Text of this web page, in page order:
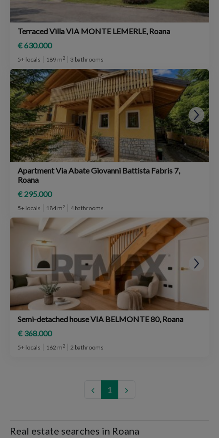
Terraced Villa VIA MONTE LEMERLE, Roana
€ 630.000
5+ locals 189 m2 3 bathrooms
Apartment Via Abate Giovanni Battista Fabris 7,
Roana
€ 295.000
5+ locals 184 m2 4 bathrooms
Semi-detached house VIA BELMONTE 80, Roana
€ 368.000
5+ locals 162 m2 2 bathrooms
1
Real estate searches in Roana